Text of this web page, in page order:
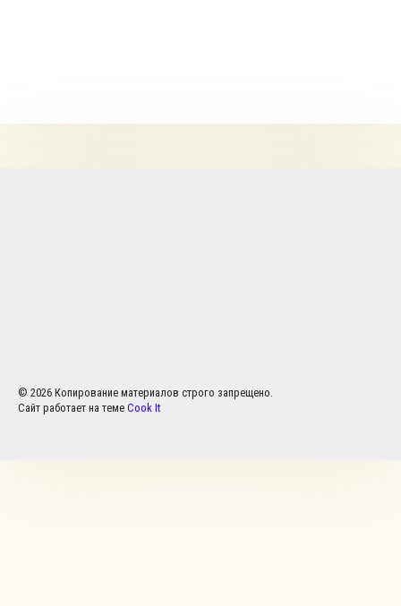
© 2026 Копирование материалов строго запрещено.
Сайт работает на теме Cook It